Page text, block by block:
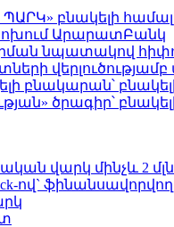
բնակելի
ԱրարատԲանկ
նպատակով
վերլուծությամբ
բնակարան՝
ծրագիր՝
վարկ մինչև 2
ով`